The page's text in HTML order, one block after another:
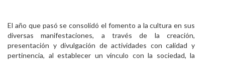
El año que pasó se consolidó el fomento a la cultura en sus
diversas manifestaciones, a través de la creación,
presentación y divulgación de actividades con calidad y
pertinencia, al establecer un vínculo con la sociedad, la